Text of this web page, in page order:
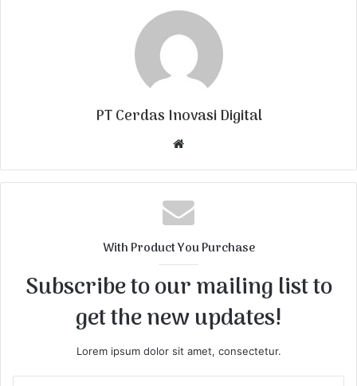
PT Cerdas Inovasi Digital
b
s
i
With Product You Purchase
Subscribe to our mailing list to
get the new updates!
Lorem ipsum dolor sit amet, consectetur.